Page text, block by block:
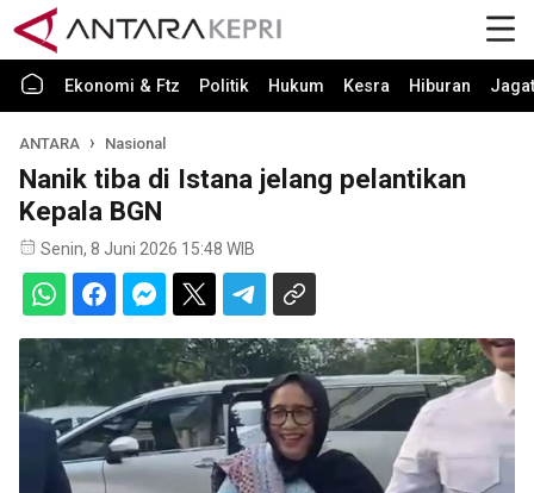
Ekonomi & Ftz Politik Hukum Kesra Hiburan Jagat
ANTARA Nasional
Nanik tiba di Istana jelang pelantikan
Kepala BGN
Senin, 8 Juni 2026 15:48 WIB